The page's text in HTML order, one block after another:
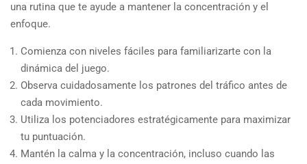
una rutina que te ayude a mantener la concentración y el
enfoque.
Comienza con niveles fáciles para familiarizarte con la
dinámica del juego.
Observa cuidadosamente los patrones del tráfico antes de
cada movimiento.
Utiliza los potenciadores estratégicamente para maximizar
tu puntuación.
Mantén la calma y la concentración, incluso cuando las